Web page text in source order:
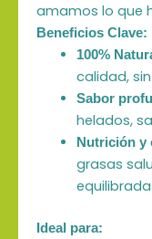
amamos lo que
Beneficios Clave:
100%
calidad,
Sabor
helados,
Nutrición y
grasas
Ideal para: